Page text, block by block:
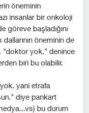
öneminin
insanlar bir onkoloji
göreve başladığını
öneminin de
"doktor yok." denince
biri bu olabilir.
yani etrafa
diye pankart
bu durum